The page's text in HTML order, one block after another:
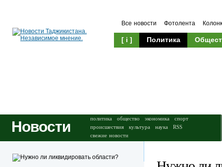
Все новости Фотолента
[ i ] Политика
Новости политика общество экономика
спорт
происшествия
культура наука
RSS
свежие новости